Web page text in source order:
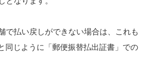
で払い戻しができない場合は、これも
同じように「郵便振替払出証書」での